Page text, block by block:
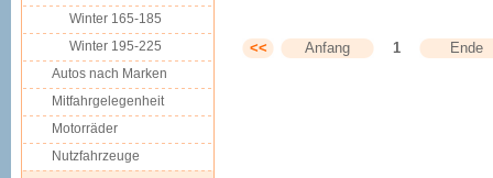
<< Anfang 1 Ende
Winter 165-185
Winter 195-225
Autos nach Marken
Mitfahrgelegenheit
Motorräder
Nutzfahrzeuge